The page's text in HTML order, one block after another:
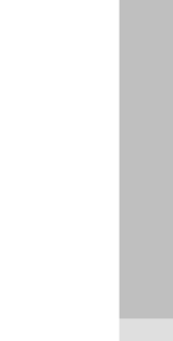
κι έχετε